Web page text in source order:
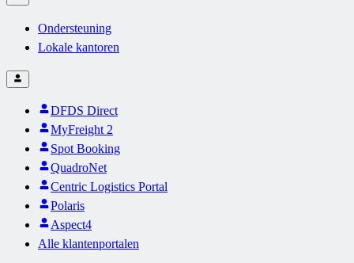
Ondersteuning
Lokale kantoren
DFDS Direct
MyFreight 2
Spot Booking
QuadroNet
Centric Logistics Portal
Polaris
Aspect4
Alle klantenportalen